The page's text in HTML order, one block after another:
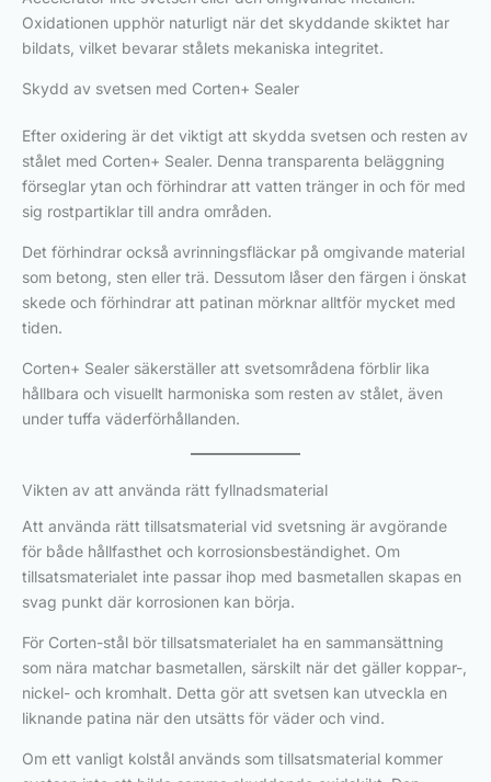
Oxidationen upphör naturligt när det skyddande skiktet har
bildats, vilket bevarar stålets mekaniska integritet.
Skydd av svetsen med Corten+ Sealer
Efter oxidering är det viktigt att skydda svetsen och resten av
stålet med Corten+ Sealer. Denna transparenta beläggning
förseglar ytan och förhindrar att vatten tränger in och för med
sig rostpartiklar till andra områden.
Det förhindrar också avrinningsfläckar på omgivande material
som betong, sten eller trä. Dessutom låser den färgen i önskat
skede och förhindrar att patinan mörknar alltför mycket med
tiden.
Corten+ Sealer säkerställer att svetsområdena förblir lika
hållbara och visuellt harmoniska som resten av stålet, även
under tuffa väderförhållanden.
Vikten av att använda rätt fyllnadsmaterial
Att använda rätt tillsatsmaterial vid svetsning är avgörande
för både hållfasthet och korrosionsbeständighet. Om
tillsatsmaterialet inte passar ihop med basmetallen skapas en
svag punkt där korrosionen kan börja.
För Corten-stål bör tillsatsmaterialet ha en sammansättning
som nära matchar basmetallen, särskilt när det gäller koppar-,
nickel- och kromhalt. Detta gör att svetsen kan utveckla en
liknande patina när den utsätts för väder och vind.
Om ett vanligt kolstål används som tillsatsmaterial kommer